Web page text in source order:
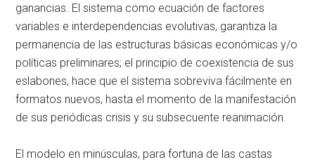
ganancias. El sistema como ecuación de factores
variables e interdependencias evolutivas, garantiza la
permanencia de las estructuras básicas económicas y/o
políticas preliminares; el principio de coexistencia de sus
eslabones, hace que el sistema sobreviva fácilmente en
formatos nuevos, hasta el momento de la manifestación
de sus periódicas crisis y su subsecuente reanimación.
El modelo en minúsculas, para fortuna de las castas